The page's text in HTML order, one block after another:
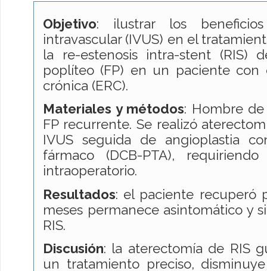
Objetivo: ilustrar los
intravascular (IVUS) en el
la re-estenosis intra-stent (RIS)
poplíteo (FP) en un paciente con
crónica (ERC).
Materiales y métodos: Hombre de
FP recurrente. Se realizó
IVUS seguida de angioplastia
fármaco (DCB-PTA),
intraoperatorio.
Resultados: el paciente recuperó
meses permanece asintomático y
RIS.
Discusión: la aterectomía de RIS
un tratamiento preciso,